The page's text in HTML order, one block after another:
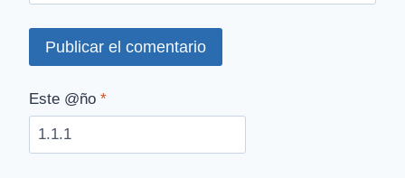
Este @ño *